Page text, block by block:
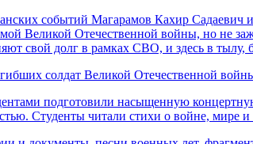
событий Магарамов Кахир
Великой Отечественной войны, но не
свой долг в рамках СВО, и здесь в тылу,
солдат Великой Отечественной
подготовили насыщенную
Студенты читали стихи о войне,